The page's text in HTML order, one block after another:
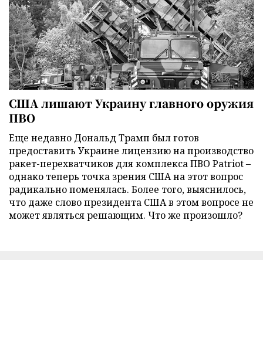
США лишают Украину главного оружия
ПВО
Еще недавно Дональд Трамп был готов
предоставить Украине лицензию на производство
ракет-перехватчиков для комплекса ПВО Patriot –
однако теперь точка зрения США на этот вопрос
радикально поменялась. Более того, выяснилось,
что даже слово президента США в этом вопросе не
может являться решающим. Что же произошло?